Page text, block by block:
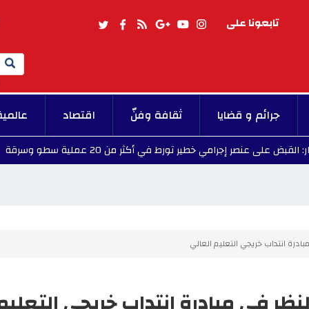
تابعونا على
Search
جرائم و قضايا ثقافة وفنّ اقتصاد
إجرامي خطير تورط في أكثر من 20 عملية سطو وسرقة 11:28 - 2026/08/08
انتداب خريجي التعليم العالي